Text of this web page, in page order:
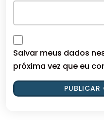
Salvar meus dados
próxima vez que eu